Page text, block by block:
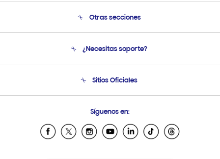
Otras secciones
Soporte
¿Necesitas soporte?
Soporte vía eMail
Sitios Oficiales
Samsung Ecuador
Samsung El Salvador
Síguenos en: